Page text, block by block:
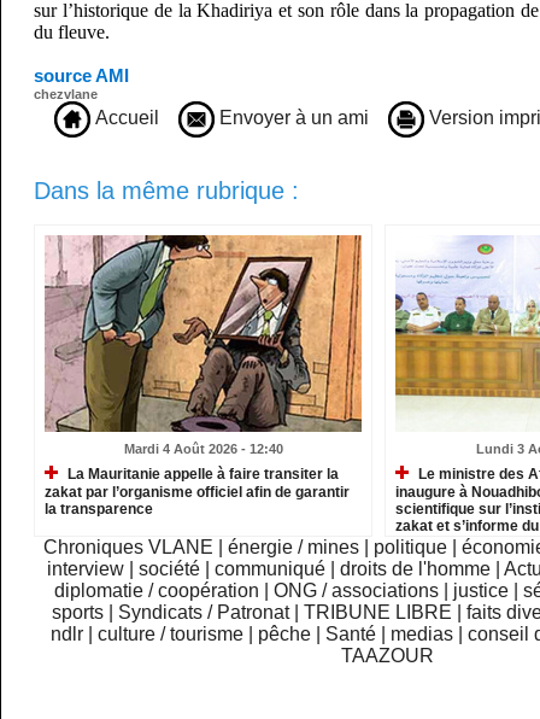
sur l’historique de la Khadiriya et son rôle dans la propagation
du fleuve.
source AMI
chezvlane
Accueil Envoyer à un ami Version
Dans la même rubrique :
Mardi 4 Août 2026 - 12:40
La Mauritanie appelle à faire transiter la
zakat par l’organisme officiel afin de garantir
la transparence
Lundi 3
Le ministre des
inaugure à
scientifique sur
zakat et s’informe
institutions relevant
Chroniques VLANE énergie / mines politique
interview
|société |communiqué |droits de l'homme |
diplomatie / coopération
ONG / associations justice
sports
Syndicats / Patronat TRIBUNE LIBRE
faits
ndlr
|culture / tourisme pêche Santé medias |conseil
TAAZOUR